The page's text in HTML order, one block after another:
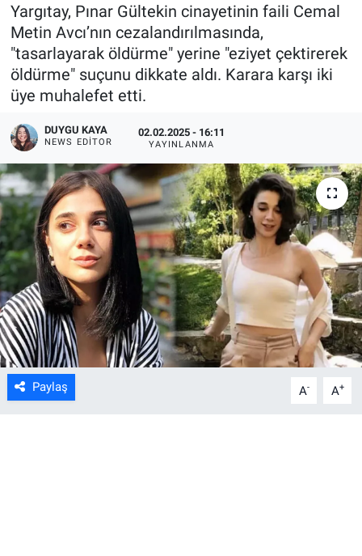
Yargıtay, Pınar Gültekin cinayetinin faili Cemal
Metin Avcı’nın cezalandırılmasında,
"tasarlayarak öldürme" yerine "eziyet çektirerek
öldürme" suçunu dikkate aldı. Karara karşı iki
üye muhalefet etti.
DUYGU KAYA
NEWS EDITOR
02.02.2025 - 16:11
YAYINLANMA
Paylaş A- A+